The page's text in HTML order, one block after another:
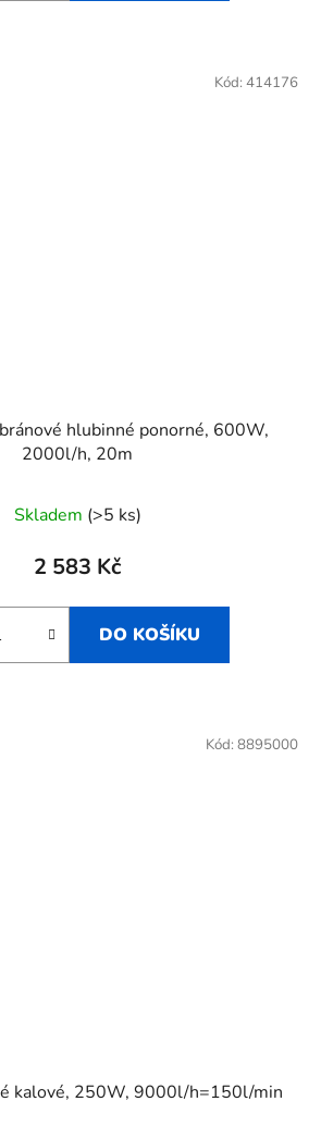
hlubinné ponorné, 600W,
2000l/h, 20m
Skladem (>5 ks)
2 583 Kč
DO KOŠÍKU
Kód: 414176
kalové, 250W, 9000l/h=150l/min
Kód: 8895000